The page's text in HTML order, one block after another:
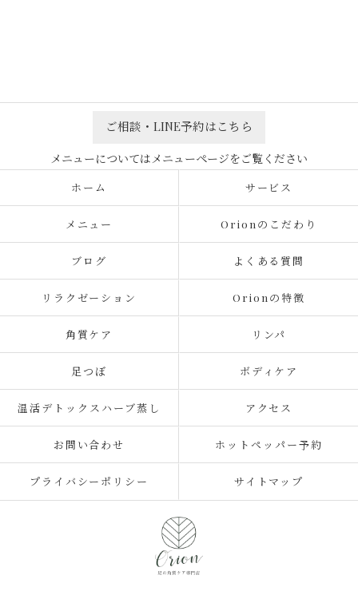
ご相談・LINE予約はこちら
ホーム サービス
メニュー Orionのこだわり
ブログ よくある質問
リラクゼーション Orionの特徴
角質ケア リンパ
足つぼ ボディケア
温活デトックスハーブ蒸し アクセス
お問い合わせ ホットペッパー予約
プライバシーポリシー サイトマップ